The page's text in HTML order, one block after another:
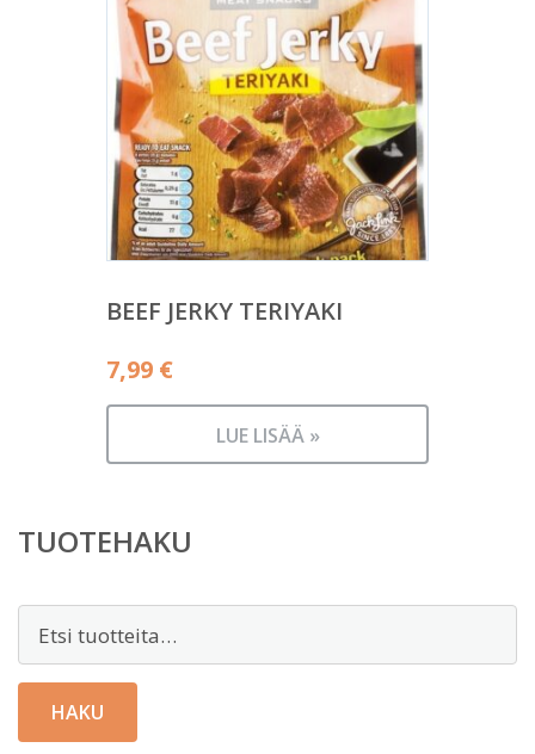
BEEF JERKY TERIYAKI
7,99 €
LUE LISÄÄ »
TUOTEHAKU
HAKU